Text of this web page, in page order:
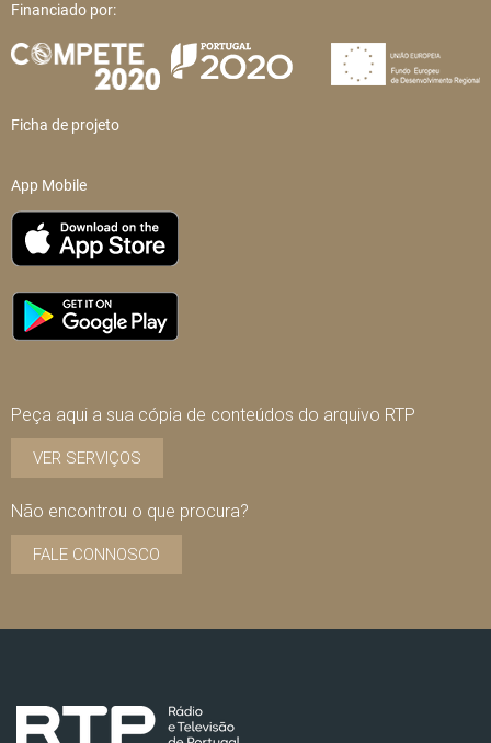
Financiado por:
Ficha de projeto
App Mobile
Peça aqui a sua cópia de conteúdos do arquivo RTP
VER SERVIÇOS
Não encontrou o que procura?
FALE CONNOSCO